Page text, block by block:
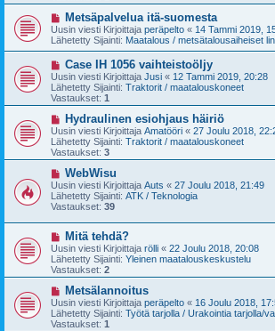
iv
e
s
t
U
u
s
i
e
s
t
Metsäpalvelua itä-suomesta
Uusin viesti Kirjoittaja peräpelto « 14 Tammi 2019,
Lähetetty Sijainti: Maatalous / metsätalousaiheiset
U
u
s
i
v
e
s
t
i
Case IH 1056 vaihteistoöljy
Uusin viesti Kirjoittaja Jusi « 12 Tammi 2019, 20:28
Lähetetty Sijainti: Traktorit / maatalouskoneet
Vastaukset: 1
U
u
s
i
v
s
t
i
Hydraulinen esiohjaus häiriö
Uusin viesti Kirjoittaja Amatööri « 27 Joulu 2018,
Lähetetty Sijainti: Traktorit / maatalouskoneet
Vastaukset: 3
U
u
s
i
v
i
e
s
t
i
WebWisu
Uusin viesti Kirjoittaja Auts « 27 Joulu 2018, 21:49
Lähetetty Sijainti: ATK / Teknologia
Vastaukset: 39
U
u
s
i
v
e
s
t
Mitä tehdä?
Uusin viesti Kirjoittaja rölli « 22 Joulu 2018, 20:08
Lähetetty Sijainti: Yleinen maatalouskeskustelu
Vastaukset: 2
U
u
s
i
Metsälannoitus
Uusin viesti Kirjoittaja peräpelto « 16 Joulu 2018,
Lähetetty Sijainti: Työtä tarjolla / Urakointia tarjolla/
Vastaukset: 1